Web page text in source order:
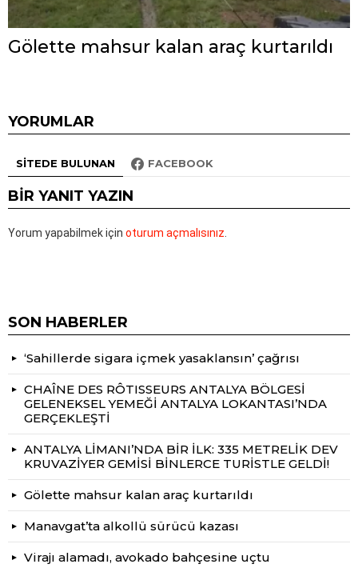
Gölette mahsur kalan araç kurtarıldı
YORUMLAR
SITEDE BULUNAN FACEBOOK
BIR YANIT YAZIN
Yorum yapabilmek için oturum açmalısınız
SON HABERLER
‘Sahillerde sigara içmek yasaklansın’ çağrısı
CHAÎNE DES RÔTISSEURS ANTALYA BÖLGESİ
GELENEKSEL YEMEĞİ ANTALYA LOKANTASI’NDA
GERÇEKLEŞTİ
ANTALYA LİMANI’NDA BİR İLK: 335 METRELİK DEV
KRUVAZİYER GEMİSİ BİNLERCE TURİSTLE GELDİ!
Gölette mahsur kalan araç kurtarıldı
Manavgat’ta alkollü sürücü kazası
Virajı alamadı, avokado bahçesine uçtu